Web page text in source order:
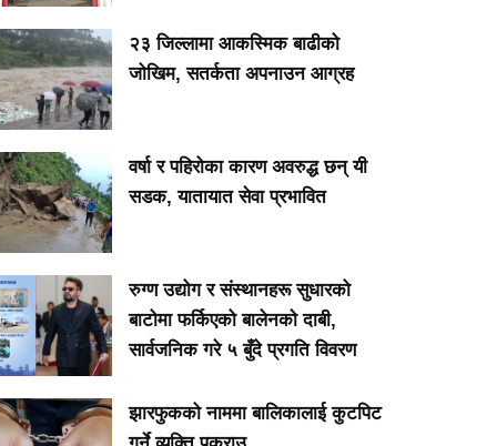
२३ जिल्लामा आकस्मिक बाढीको
जोखिम, सतर्कता अपनाउन आग्रह
वर्षा र पहिरोका कारण अवरुद्ध छन् यी
सडक, यातायात सेवा प्रभावित
रुग्ण उद्योग र संस्थानहरू सुधारको
बाटोमा फर्किएको बालेनकाे दाबी,
सार्वजनिक गरे ५ बुँदे प्रगति विवरण
झारफुकको नाममा बालिकालाई कुटपिट